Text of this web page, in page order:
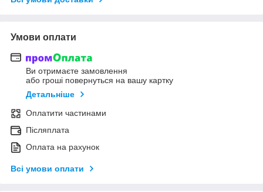
Умови оплати
Ви отримаєте замовлення
або гроші повернуться на вашу картку
Детальніше
Оплатити частинами
Післяплата
Оплата на рахунок
Всі умови оплати